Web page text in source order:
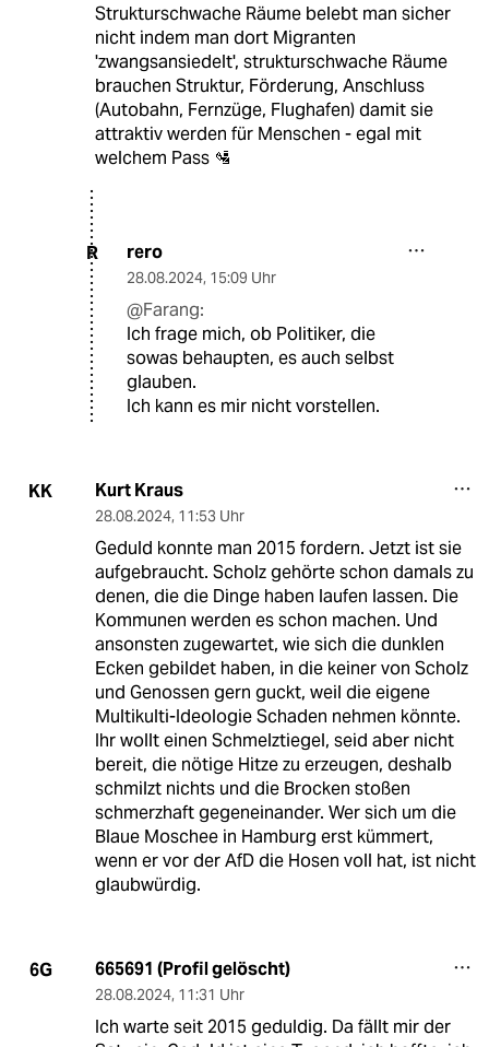
Strukturschwache Räume belebt man sicher
nicht indem man dort Migranten
'zwangsansiedelt', strukturschwache Räume
brauchen Struktur, Förderung, Anschluss
(Autobahn, Fernzüge, Flughafen) damit sie
attraktiv werden für Menschen - egal mit
welchem Pass 🛂
R rero
28.08.2024, 15:09 Uhr
@Farang:
Ich frage mich, ob Politiker, die
sowas behaupten, es auch selbst
glauben.
Ich kann es mir nicht vorstellen.
KK Kurt Kraus
28.08.2024, 11:53 Uhr
Geduld konnte man 2015 fordern. Jetzt ist sie
aufgebraucht. Scholz gehörte schon damals zu
denen, die die Dinge haben laufen lassen. Die
Kommunen werden es schon machen. Und
ansonsten zugewartet, wie sich die dunklen
Ecken gebildet haben, in die keiner von Scholz
und Genossen gern guckt, weil die eigene
Multikulti-Ideologie Schaden nehmen könnte.
Ihr wollt einen Schmelztiegel, seid aber nicht
bereit, die nötige Hitze zu erzeugen, deshalb
schmilzt nichts und die Brocken stoßen
schmerzhaft gegeneinander. Wer sich um die
Blaue Moschee in Hamburg erst kümmert,
wenn er vor der AfD die Hosen voll hat, ist nicht
glaubwürdig.
6G 665691 (Profil gelöscht)
28.08.2024, 11:31 Uhr
Ich warte seit 2015 geduldig. Da fällt mir der